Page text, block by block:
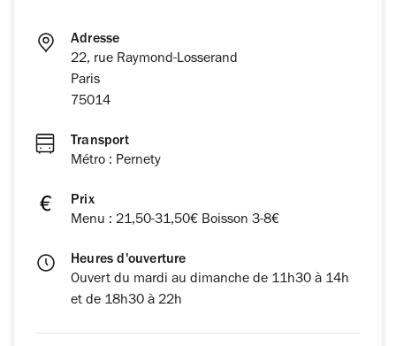
Adresse
22, rue Raymond-Losserand
Paris
75014
Transport
Métro : Pernety
Prix
Menu : 21,50-31,50€ Boisson 3-8€
Heures d'ouverture
Ouvert du mardi au dimanche de 11h30 à 14h
et de 18h30 à 22h